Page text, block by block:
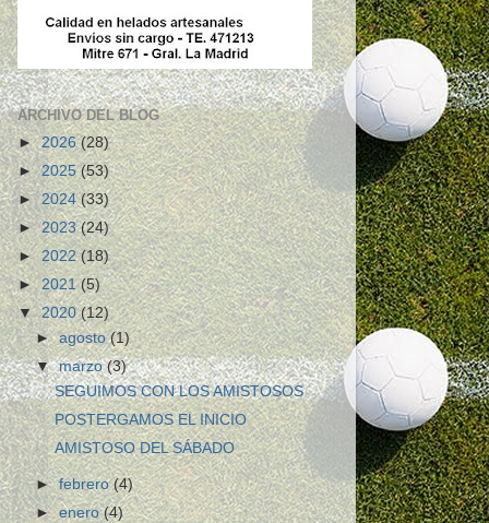
ARCHIVO DEL BLOG
►2026(28)
►2025(53)
►2024(33)
►2023(24)
►2022(18)
► 2021(5)
▼2020(12)
►agosto(1)
▼marzo(3)
SEGUIMOS CON LOS AMISTOSOS
POSTERGAMOS EL INICIO
AMISTOSO DEL SÁBADO
►febrero(4)
►enero(4)